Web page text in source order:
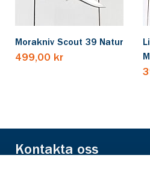
Morakniv Scout 39 Natur
499,00 kr
Kontakta oss